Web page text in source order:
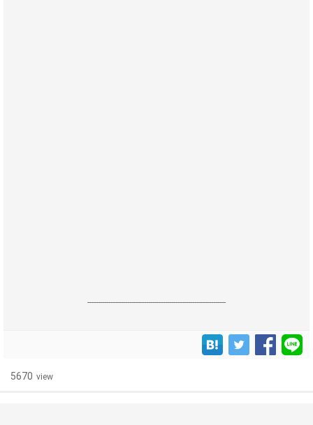
------------------------------------------------------------------
5670 view